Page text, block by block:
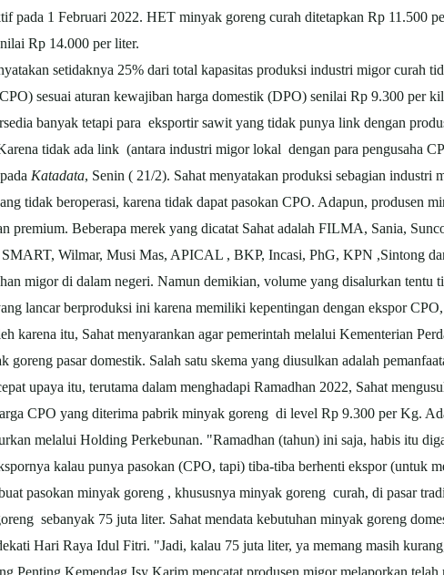
pada 1 Februari 2022. HET minyak goreng curah ditetapkan Rp 11.500
Rp 14.000 per liter.
setidaknya 25% dari total kapasitas produksi industri migor curah
sesuai aturan kewajiban harga domestik (DPO) senilai Rp 9.300 per
banyak tetapi para eksportir sawit yang tidak punya link dengan
tidak ada link (antara industri migor lokal dengan para pengusaha
Katadata, Senin ( 21/2). Sahat menyatakan produksi sebagian industri
tidak beroperasi, karena tidak dapat pasokan CPO. Adapun, produsen
premium. Beberapa merek yang dicatat Sahat adalah FILMA, Sania,
Wilmar, Musi Mas, APICAL , BKP, Incasi, PhG, KPN ,Sintong
migor di dalam negeri. Namun demikian, volume yang disalurkan tentu
lancar berproduksi ini karena memiliki kepentingan dengan ekspor
karena itu, Sahat menyarankan agar pemerintah melalui Kementerian
pasar domestik. Salah satu skema yang diusulkan adalah
upaya itu, terutama dalam menghadapi Ramadhan 2022, Sahat
CPO yang diterima pabrik minyak goreng di level Rp 9.300 per Kg.
melalui Holding Perkebunan. "Ramadhan (tahun) ini saja, habis itu
kalau punya pasokan (CPO, tapi) tiba-tiba berhenti ekspor (untuk
pasokan minyak goreng , khususnya minyak goreng curah, di pasar
sebanyak 75 juta liter. Sahat mendata kebutuhan minyak goreng
Hari Raya Idul Fitri. "Jadi, kalau 75 juta liter, ya memang masih
Penting Kemendag Isy Karim mencatat produsen migor melaporkan